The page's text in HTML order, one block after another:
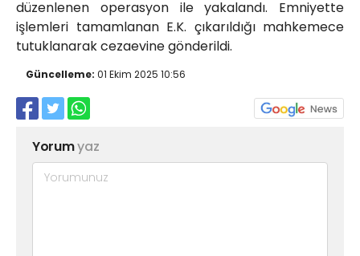
düzenlenen operasyon ile yakalandı. Emniyette
işlemleri tamamlanan E.K. çıkarıldığı mahkemece
tutuklanarak cezaevine gönderildi.
Güncelleme: 01 Ekim 2025 10:56
Yorumyaz